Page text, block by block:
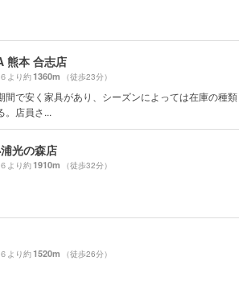
熊本 合志店
より約1360m （徒歩23分）
間で安く家具があり、シーズンによっては在庫の種類
。店員さ...
光の森店
より約1910m （徒歩32分）
より約1520m （徒歩26分）